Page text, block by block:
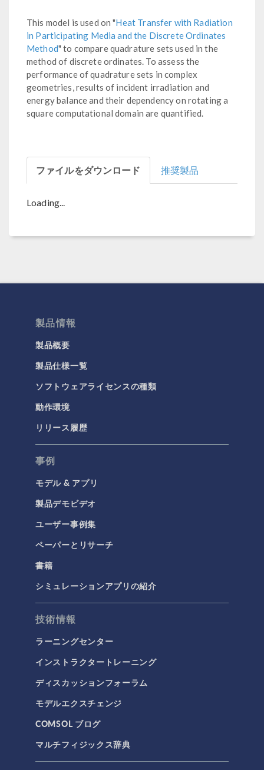
This model is used on "Heat Transfer with Radiation
in Participating Media and the Discrete Ordinates
Method" to compare quadrature sets used in the
method of discrete ordinates. To assess the
performance of quadrature sets in complex
geometries, results of incident irradiation and
energy balance and their dependency on rotating a
square computational domain are quantified.
ファイルをダウンロード 推奨製品
Loading...
製品情報
製品概要
製品仕様一覧
ソフトウェアライセンスの種類
動作環境
リリース履歴
事例
モデル & アプリ
製品デモビデオ
ユーザー事例集
ペーパーとリサーチ
書籍
シミュレーションアプリの紹介
技術情報
ラーニングセンター
インストラクタートレーニング
ディスカッションフォーラム
モデルエクスチェンジ
COMSOL ブログ
マルチフィジックス辞典